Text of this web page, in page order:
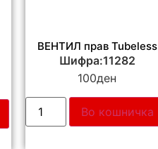
ВЕНТИЛ прав Tubeless
Шифра:11282
100ден
Во кошничка